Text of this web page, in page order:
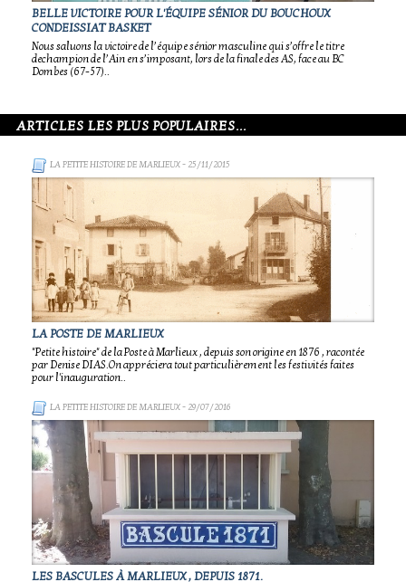
BELLE VICTOIRE POUR L'ÉQUIPE SÉNIOR DU BOUCHOUX
CONDEISSIAT BASKET
Nous saluons la victoire de l’équipe sénior masculine qui s’offre le titre
dechampion de l’Ain en s’imposant, lors de la finale des AS, face au BC
Dombes (67-57)..
ARTICLES LES PLUS POPULAIRES...
LA PETITE HISTOIRE DE MARLIEUX- 25/11/2015
LA POSTE DE MARLIEUX
"Petite histoire" de la Poste à Marlieux , depuis son origine en 1876 , racontée
par Denise DIAS.On appréciera tout particulièrement les festivités faites
pour l'inauguration..
LA PETITE HISTOIRE DE MARLIEUX- 29/07/2016
LES BASCULES À MARLIEUX , DEPUIS 1871.